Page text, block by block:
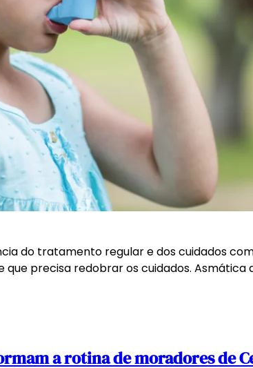
do tratamento regular e dos cuidados
que precisa redobrar os cuidados.
a rotina de moradores de